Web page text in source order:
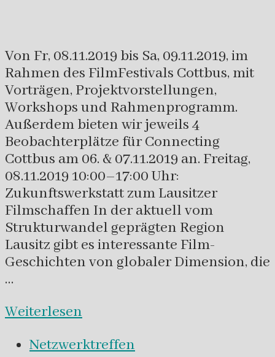
Von Fr, 08.11.2019 bis Sa, 09.11.2019, im
Rahmen des FilmFestivals Cottbus, mit
Vorträgen, Projektvorstellungen,
Workshops und Rahmenprogramm.
Außerdem bieten wir jeweils 4
Beobachterplätze für Connecting
Cottbus am 06. & 07.11.2019 an. Freitag,
08.11.2019 10:00–17:00 Uhr:
Zukunftswerkstatt zum Lausitzer
Filmschaffen In der aktuell vom
Strukturwandel geprägten Region
Lausitz gibt es interessante Film-
Geschichten von globaler Dimension, die
…
Weiterlesen
Netzwerktreffen